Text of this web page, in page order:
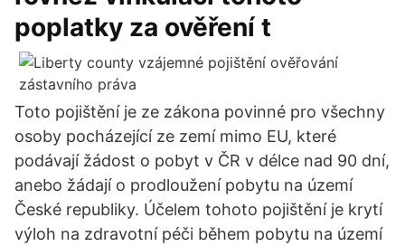
poplatky za ověření t
Toto pojištění je ze zákona povinné pro všechny
osoby pocházející ze zemí mimo EU, které
podávají žádost o pobyt v ČR v délce nad 90 dní,
anebo žádají o prodloužení pobytu na území
České republiky. Účelem tohoto pojištění je krytí
výloh na zdravotní péči během pobytu na území